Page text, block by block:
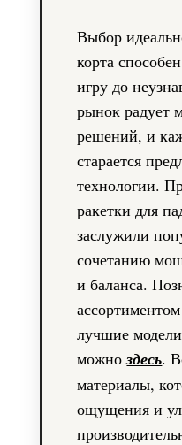
Выбор
корта
игру до
рынок радует
решений, и
старается
технологии.
ракетки для
заслужили
сочетанию
и баланса.
лучшие
можноздесь.
материалы,
ощущения и